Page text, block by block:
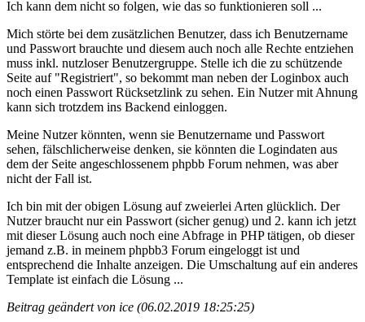
Ich kann dem nicht so folgen, wie das so funktionieren soll ...
Mich störte bei dem zusätzlichen Benutzer, dass ich Benutzername
und Passwort brauchte und diesem auch noch alle Rechte entziehen
muss inkl. nutzloser Benutzergruppe. Stelle ich die zu schützende
Seite auf "Registriert", so bekommt man neben der Loginbox auch
noch einen Passwort Rücksetzlink zu sehen. Ein Nutzer mit Ahnung
kann sich trotzdem ins Backend einloggen.
Meine Nutzer könnten, wenn sie Benutzername und Passwort
sehen, fälschlicherweise denken, sie könnten die Logindaten aus
dem der Seite angeschlossenem phpbb Forum nehmen, was aber
nicht der Fall ist.
Ich bin mit der obigen Lösung auf zweierlei Arten glücklich. Der
Nutzer braucht nur ein Passwort (sicher genug) und 2. kann ich jetzt
mit dieser Lösung auch noch eine Abfrage in PHP tätigen, ob dieser
jemand z.B. in meinem phpbb3 Forum eingeloggt ist und
entsprechend die Inhalte anzeigen. Die Umschaltung auf ein anderes
Template ist einfach die Lösung ...
Beitrag geändert von ice (06.02.2019 18:25:25)